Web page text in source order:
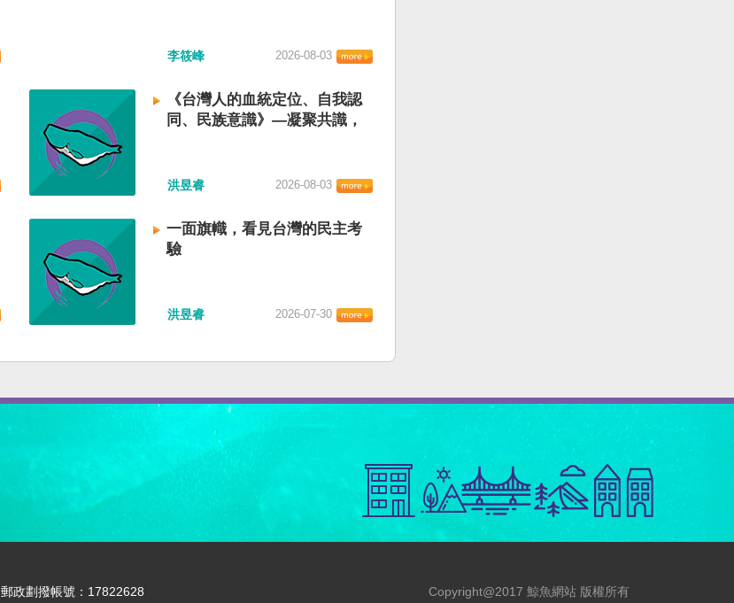
李筱峰 2026-08-03
《台灣人的血統定位、自我認
同、民族意識》—凝聚共識，
洪昱睿 2026-08-03
一面旗幟，看見台灣的民主考
驗
洪昱睿 2026-07-30
郵政劃撥帳號：17822628 Copyright@2017 鯨魚網站 版權所有